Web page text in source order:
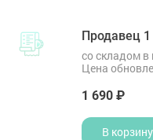
Продавец 1
со складом в
Цена
1 690 ₽
В корзину